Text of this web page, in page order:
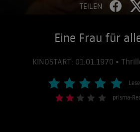
TEILEN
Eine Frau für
KINOSTART: 01.01.1970 •
prisma-